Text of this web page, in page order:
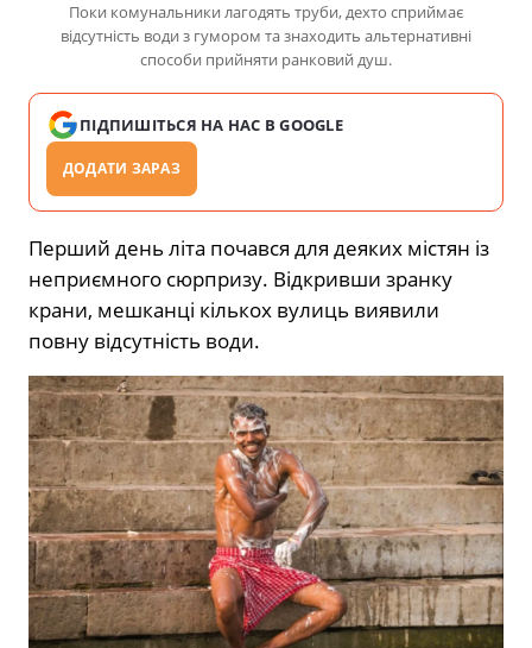
Поки комунальники лагодять труби, дехто сприймає
відсутність води з гумором та знаходить альтернативні
способи прийняти ранковий душ.
ПІДПИШІТЬСЯ НА НАС В GOOGLE
ДОДАТИ ЗАРАЗ
Перший день літа почався для деяких містян із
неприємного сюрпризу. Відкривши зранку
крани, мешканці кількох вулиць виявили
повну відсутність води.